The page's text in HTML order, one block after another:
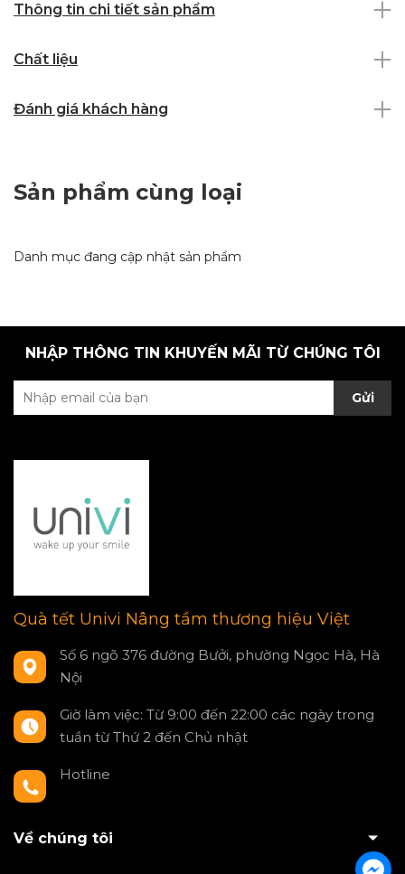
Thông tin chi tiết sản phẩm
Chất liệu
Đánh giá khách hàng
Sản phẩm cùng loại
Danh mục đang cập nhật sản phẩm
NHẬP THÔNG TIN KHUYẾN MÃI TỪ CHÚNG TÔI
Gửi
Quà tết Univi Nâng tầm thương hiệu Việt
Số 6 ngõ 376 đường Bưởi, phường Ngọc Hà, Hà
Nội
Giờ làm việc: Từ 9:00 đến 22:00 các ngày trong
tuần từ Thứ 2 đến Chủ nhật
Hotline
Về chúng tôi